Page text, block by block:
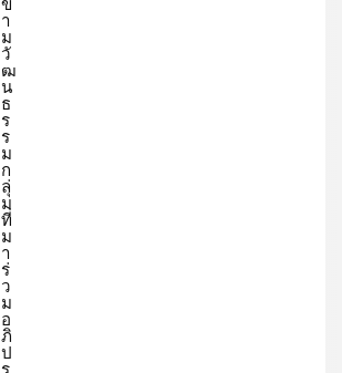
ข้
า
ม
วั
ฒ
น
ธ
ร
ร
ม
ก
ลุ่
ม
ที่
ม
า
ร่
ว
ม
อ
ภิ
ป
ร